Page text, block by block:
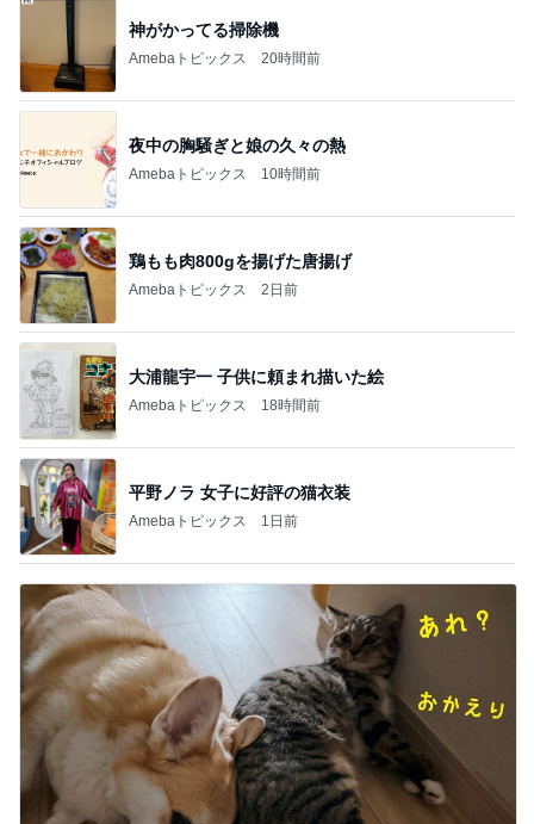
神がかってる掃除機
Amebaトピックス 20時間前
夜中の胸騒ぎと娘の久々の熱
Amebaトピックス 10時間前
鶏もも肉800gを揚げた唐揚げ
Amebaトピックス 2日前
大浦龍宇一 子供に頼まれ描いた絵
Amebaトピックス 18時間前
平野ノラ 女子に好評の猫衣装
Amebaトピックス 1日前